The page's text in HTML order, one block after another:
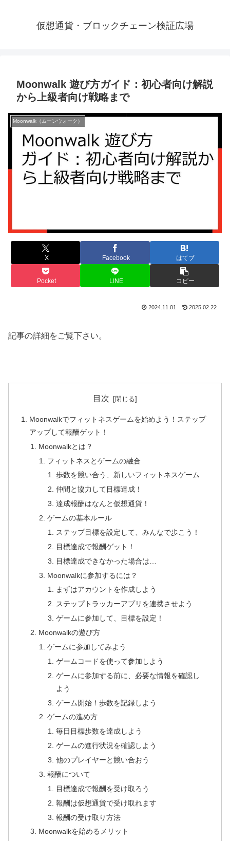
仮想通貨・ブロックチェーン検証広場
Moonwalk 遊び方ガイド：初心者向け解説
から上級者向け戦略まで
Moonwalk（ムーンウォーク）
X Facebook はてブ
Pocket LINE コピー
2024.11.01 2025.02.22
記事の詳細をご覧下さい。
目次
Moonwalkでフィットネスゲームを始めよう！ステップ
アップして報酬ゲット！
Moonwalkとは？
フィットネスとゲームの融合
歩数を競い合う、新しいフィットネスゲーム
仲間と協力して目標達成！
達成報酬はなんと仮想通貨！
ゲームの基本ルール
ステップ目標を設定して、みんなで歩こう！
目標達成で報酬ゲット！
目標達成できなかった場合は…
Moonwalkに参加するには？
まずはアカウントを作成しよう
ステップトラッカーアプリを連携させよう
ゲームに参加して、目標を設定！
Moonwalkの遊び方
ゲームに参加してみよう
ゲームコードを使って参加しよう
ゲームに参加する前に、必要な情報を確認し
よう
ゲーム開始！歩数を記録しよう
ゲームの進め方
毎日目標歩数を達成しよう
ゲームの進行状況を確認しよう
他のプレイヤーと競い合おう
報酬について
目標達成で報酬を受け取ろう
報酬は仮想通貨で受け取れます
報酬の受け取り方法
Moonwalkを始めるメリット